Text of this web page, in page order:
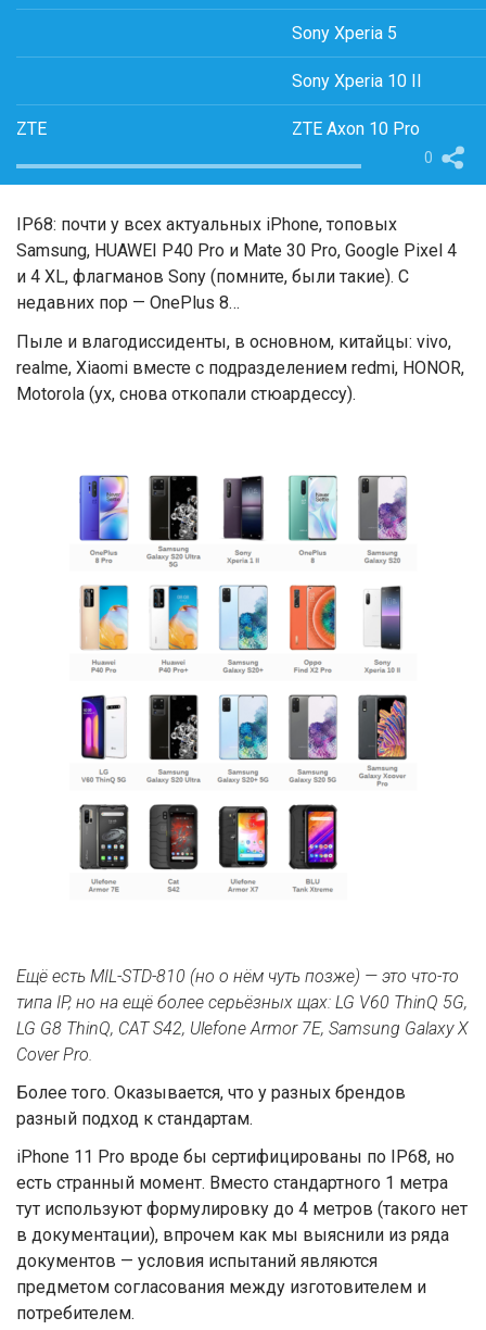
Sony Xperia 5
Sony Xperia 10 II
ZTE ZTE Axon 10 Pro
0
IP68: почти у всех актуальных iPhone, топовых
Samsung, HUAWEI P40 Pro и Mate 30 Pro, Google Pixel 4
и 4 XL, флагманов Sony (помните, были такие). С
недавних пор — OnePlus 8…
Пыле и влагодиссиденты, в основном, китайцы: vivo,
realme, Xiaomi вместе с подразделением redmi, HONOR,
Motorola (ух, снова откопали стюардессу).
Ещё есть MIL-STD-810 (но о нём чуть позже) — это что-то
типа IP, но на ещё более серьёзных щах: LG V60 ThinQ 5G,
LG G8 ThinQ, CAT S42, Ulefone Armor 7E, Samsung Galaxy X
Cover Pro.
Более того. Оказывается, что у разных брендов
разный подход к стандартам.
iPhone 11 Pro вроде бы сертифицированы по IP68, но
есть странный момент. Вместо стандартного 1 метра
тут используют формулировку до 4 метров (такого нет
в документации), впрочем как мы выяснили из ряда
документов — условия испытаний являются
предметом согласования между изготовителем и
потребителем.